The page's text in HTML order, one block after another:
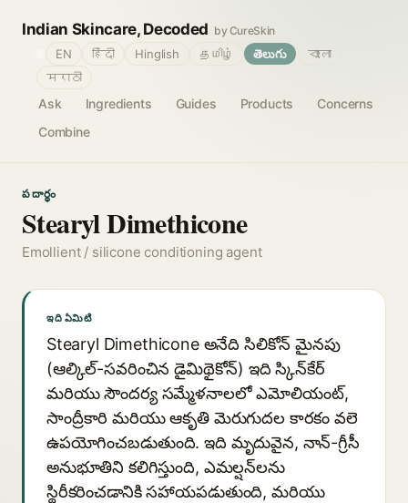
Indian Skincare, Decoded by CureSkin
Ask Ingredients Guides Products
Concerns
Combine
EN हिंदी Hinglish தமிழ் తెలుగు
বাংলা
मराठी
పదార్థం
Stearyl Dimethicone
Emollient / silicone conditioning agent
ఇది ఏమిటి
Stearyl Dimethicone అనేది సిలికోన్ మైనపు
(ఆల్కిల్-సవరించిన డైమిథైకోన్) ఇది స్కిన్‌కేర్
మరియు సౌందర్య సమ్మేళనాలలో ఎమోలియంట్,
సాంద్రీకారి మరియు ఆకృతి మెరుగుదల కారకం వలె
ఉపయోగించబడుతుంది. ఇది మృదువైన, నాన్-గ్రీసీ
అనుభూతిని కలిగిస్తుంది, ఎమల్షన్‌లను
స్థిరీకరించడానికి సహాయపడుతుంది, మరియు